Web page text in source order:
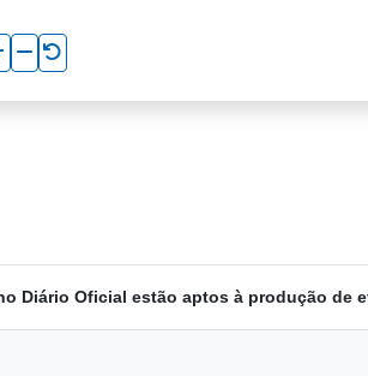
Diário Oficial estão aptos à produção de